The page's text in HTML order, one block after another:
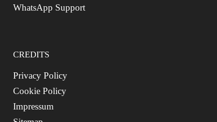
WhatsApp Support
CREDITS
Privacy Policy
Cookie Policy
Impressum